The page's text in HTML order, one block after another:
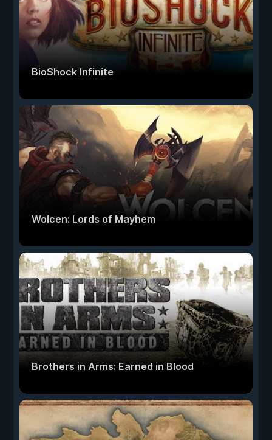
BioShock Infinite
Wolcen: Lords of Mayhem
Brothers in Arms: Earned in Blood